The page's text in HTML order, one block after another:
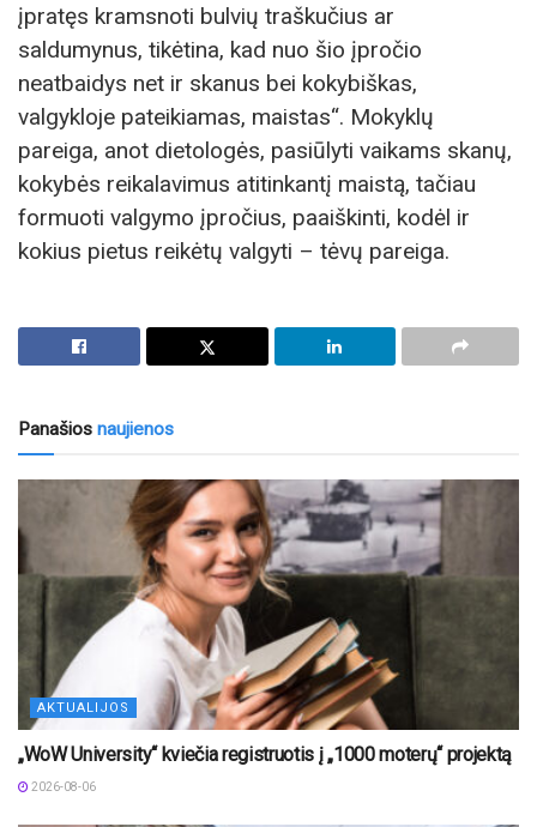
įpratęs kramsnoti bulvių traškučius ar
saldumynus, tikėtina, kad nuo šio įpročio
neatbaidys net ir skanus bei kokybiškas,
valgykloje pateikiamas, maistas“. Mokyklų
pareiga, anot dietologės, pasiūlyti vaikams skanų,
kokybės reikalavimus atitinkantį maistą, tačiau
formuoti valgymo įpročius, paaiškinti, kodėl ir
kokius pietus reikėtų valgyti – tėvų pareiga.
Panašios naujienos
AKTUALIJOS
„WoW University“ kviečia registruotis į „1000 moterų“ projektą
2026-08-06